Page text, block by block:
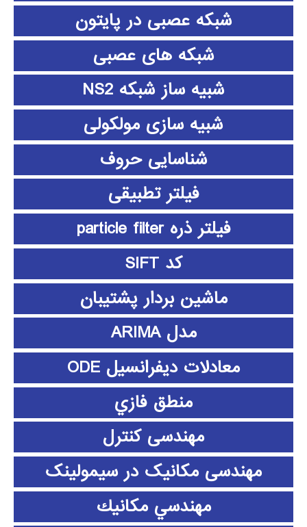
شبکه عصبی در پایتون
شبکه های عصبی
شبیه ساز شبکه NS2
شبیه سازی مولکولی
شناسایی حروف
فیلتر تطبیقی
فیلتر ذره particle filter
کد SIFT
ماشین بردار پشتیبان
مدل ARIMA
معادلات دیفرانسیل ODE
منطق فازي
مهندسی کنترل
مهندسی مکانیک در سیمولینک
مهندسي مكانيك